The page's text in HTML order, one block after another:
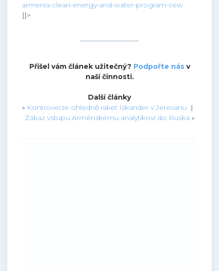
armenia-clean-energy-and-water-program-cew
]]>
Přišel vám článek užitečný? Podpořte násv
naší činnosti.
Další články
« Kontroverze ohledně raket Iskander v Jerevanu |
Zákaz vstupu Arménskému analytikovi do Ruska »